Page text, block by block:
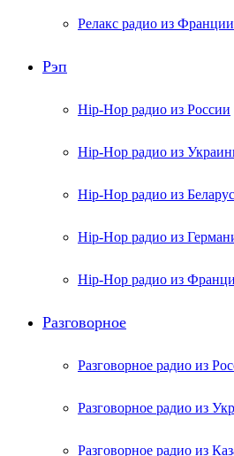
Релакс радио из Франции
Рэп
Hip-Hop радио из России
Hip-Hop радио из
Hip-Hop радио из
Hip-Hop радио из
Hip-Hop радио из
Разговорное
Разговорное радио из
Разговорное радио из
Разговорное радио из